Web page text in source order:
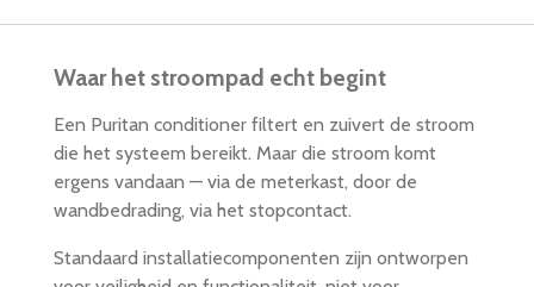
Waar het stroompad echt begint
Een Puritan conditioner filtert en zuivert de stroom
die het systeem bereikt. Maar die stroom komt
ergens vandaan — via de meterkast, door de
wandbedrading, via het stopcontact.
Standaard installatiecomponenten zijn ontworpen